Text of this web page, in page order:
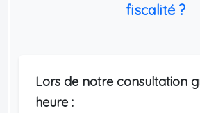
fiscalité ?
Lors de notre consultation
heure :